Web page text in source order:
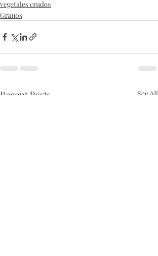
vegetales crudos
Granos
Recent Posts See All